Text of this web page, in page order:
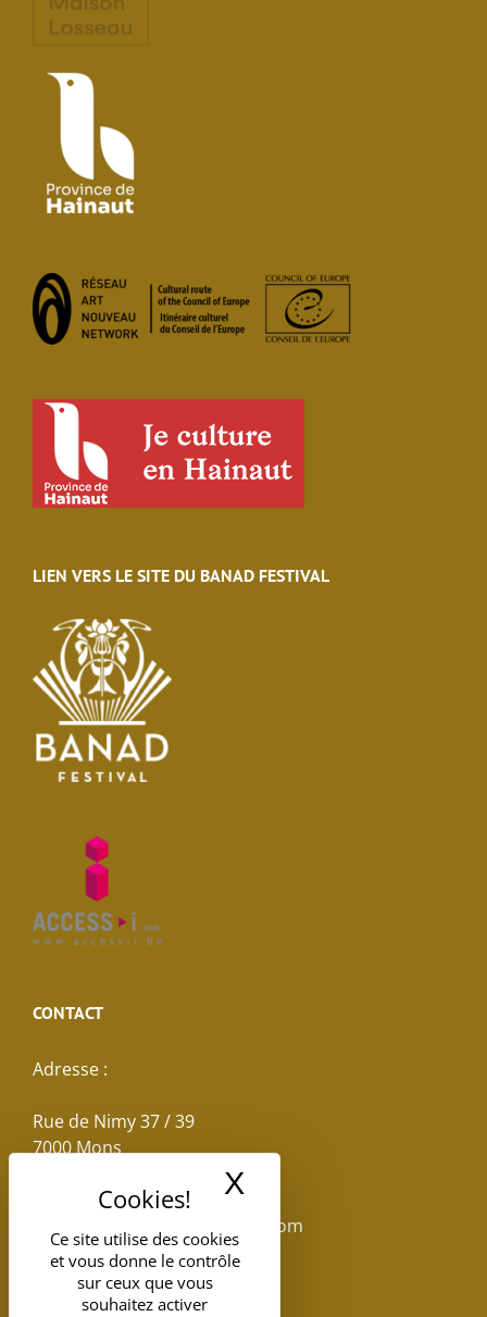
Ce site utilise des cookies
et vous donne le contrôle
sur ceux que vous
souhaitez activer
X
LIEN VERS LE SITE DU BANAD FESTIVAL
CONTACT
Adresse :
Rue de Nimy 37 / 39
7000 Mons
reservations.losseau@gmail.com
Tel: +32(0)65.398.880